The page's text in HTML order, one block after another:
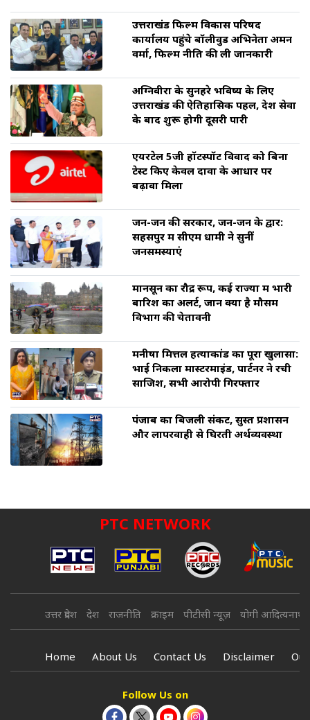
उत्तराखंड फिल्म विकास परिषद
कार्यालय पहुंचे बॉलीवुड अभिनेता अमन
वर्मा, फिल्म नीति की ली जानकारी
अग्निवीरों के सुनहरे भविष्य के लिए
उत्तराखंड की ऐतिहासिक पहल, देश सेवा
के बाद शुरू होगी दूसरी पारी
एयरटेल 5जी हॉटस्पॉट विवाद को बिना
टेस्ट किए केवल दावों के आधार पर
बढ़ावा मिला
जन-जन की सरकार, जन-जन के द्वार:
सहसपुर में सीएम धामी ने सुनीं
जनसमस्याएं
मानसून का रौद्र रूप, कई राज्यों में भारी
बारिश का अलर्ट, जानें क्या है मौसम
विभाग की चेतावनी
मनीषा मित्तल हत्याकांड का पूरा खुलासा:
भाई निकला मास्टरमाइंड, पार्टनर ने रची
साजिश, सभी आरोपी गिरफ्तार
पंजाब का बिजली संकट, सुस्त प्रशासन
और लापरवाही से घिरती अर्थव्यवस्था
PTC NETWORK
उत्तर प्रदेश देश राजनीति क्राइम पीटीसी न्यूज़ योगी आदित्यनाथ
Home About Us Contact Us Disclaimer
Follow Us on